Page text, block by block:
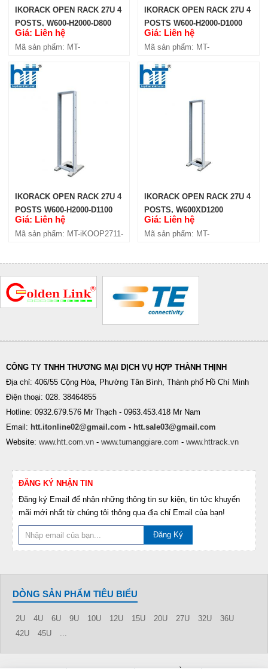
IKORACK OPEN RACK 27U 4
POSTS, W600-H2000-D800
(IKOOP2708-4P)
Giá: Liên hệ
Mã sản phẩm: MT-
IKORACK OPEN RACK 27U 4
POSTS W600-H2000-D1000
(IKOOP2710-4P)
Giá: Liên hệ
Mã sản phẩm: MT-
IKORACK OPEN RACK 27U 4
POSTS W600-H2000-D1100
(IKOOP2711-4P)
Giá: Liên hệ
Mã sản phẩm: MT-iKOOP2711-
IKORACK OPEN RACK 27U 4
POSTS, W600XD1200
(IKOOP2712-4P)
Giá: Liên hệ
Mã sản phẩm: MT-
CÔNG TY TNHH THƯƠNG MẠI DỊCH VỤ HỢP THÀNH THỊNH
Địa chỉ: 406/55 Cộng Hòa, Phường Tân Bình, Thành phố Hồ Chí Minh
Điện thoại: 028. 38464855
Hotline: 0932.679.576 Mr Thạch - 0963.453.418 Mr Nam
Email: htt.itonline02@gmail.com - htt.sale03@gmail.com
Website: www.htt.com.vn - www.tumanggiare.com - www.httrack.vn
ĐĂNG KÝ NHẬN TIN
Đăng ký Email để nhận những thông tin sự kiện, tin tức khuyến
mãi mới nhất từ chúng tôi thông qua địa chỉ Email của bạn!
Đăng Ký
DÒNG SẢN PHẨM TIÊU BIỂU
2U 4U 6U 9U 10U 12U 15U 20U 27U 32U
36U
42U
45U ...